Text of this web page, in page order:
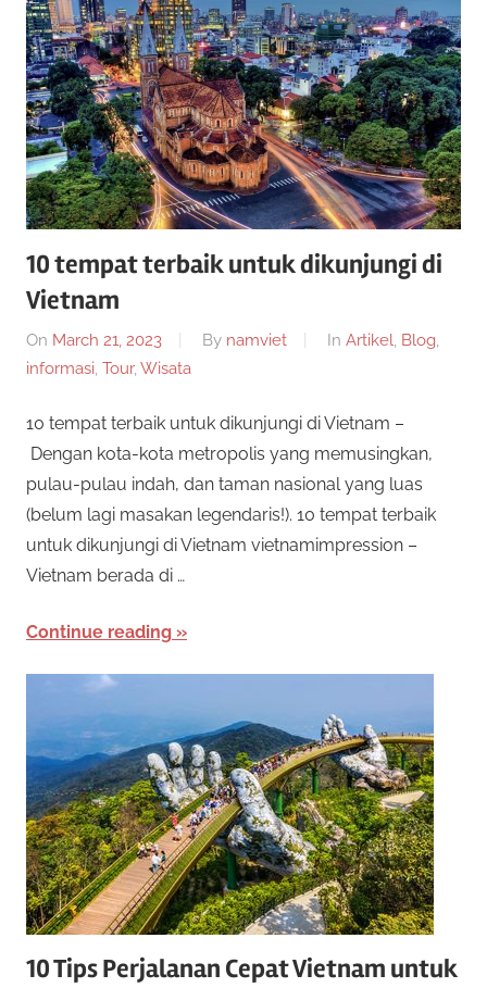
a
r
S
i
t
u
s
S
l
o
t
O
n
l
i
n
e
R
g
e
n
s
l
o
t
o
n
i
n
e
n
i
m
e
a
k
b
a
n
y
a
k
j
e
10 tempat terbaik untuk dikunjungi di
Vietnam
On March 21, 2023 By namviet In Artikel, Blog,
informasi, Tour, Wisata
10 tempat terbaik untuk dikunjungi di Vietnam –
Dengan kota-kota metropolis yang memusingkan,
pulau-pulau indah, dan taman nasional yang luas
(belum lagi masakan legendaris!). 10 tempat terbaik
untuk dikunjungi di Vietnam vietnamimpression –
Vietnam berada di …
Continue reading
10 Tips Perjalanan Cepat Vietnam untuk